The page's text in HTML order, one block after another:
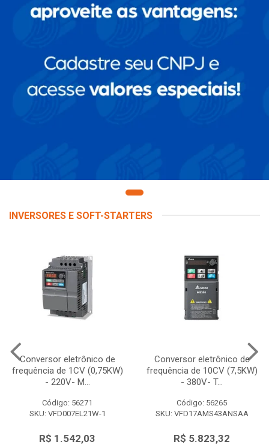
INVERSORES E SOFT-STARTERS
Conversor eletrônico de
frequência de 1CV (0,75KW)
- 220V- M...
Código: 56271
SKU: VFD007EL21W-1
R$ 1.542,03
Conversor eletrônico de
frequência de 10CV (7,5KW)
- 380V- T...
Código: 56265
SKU: VFD17AMS43ANSAA
R$ 5.823,32